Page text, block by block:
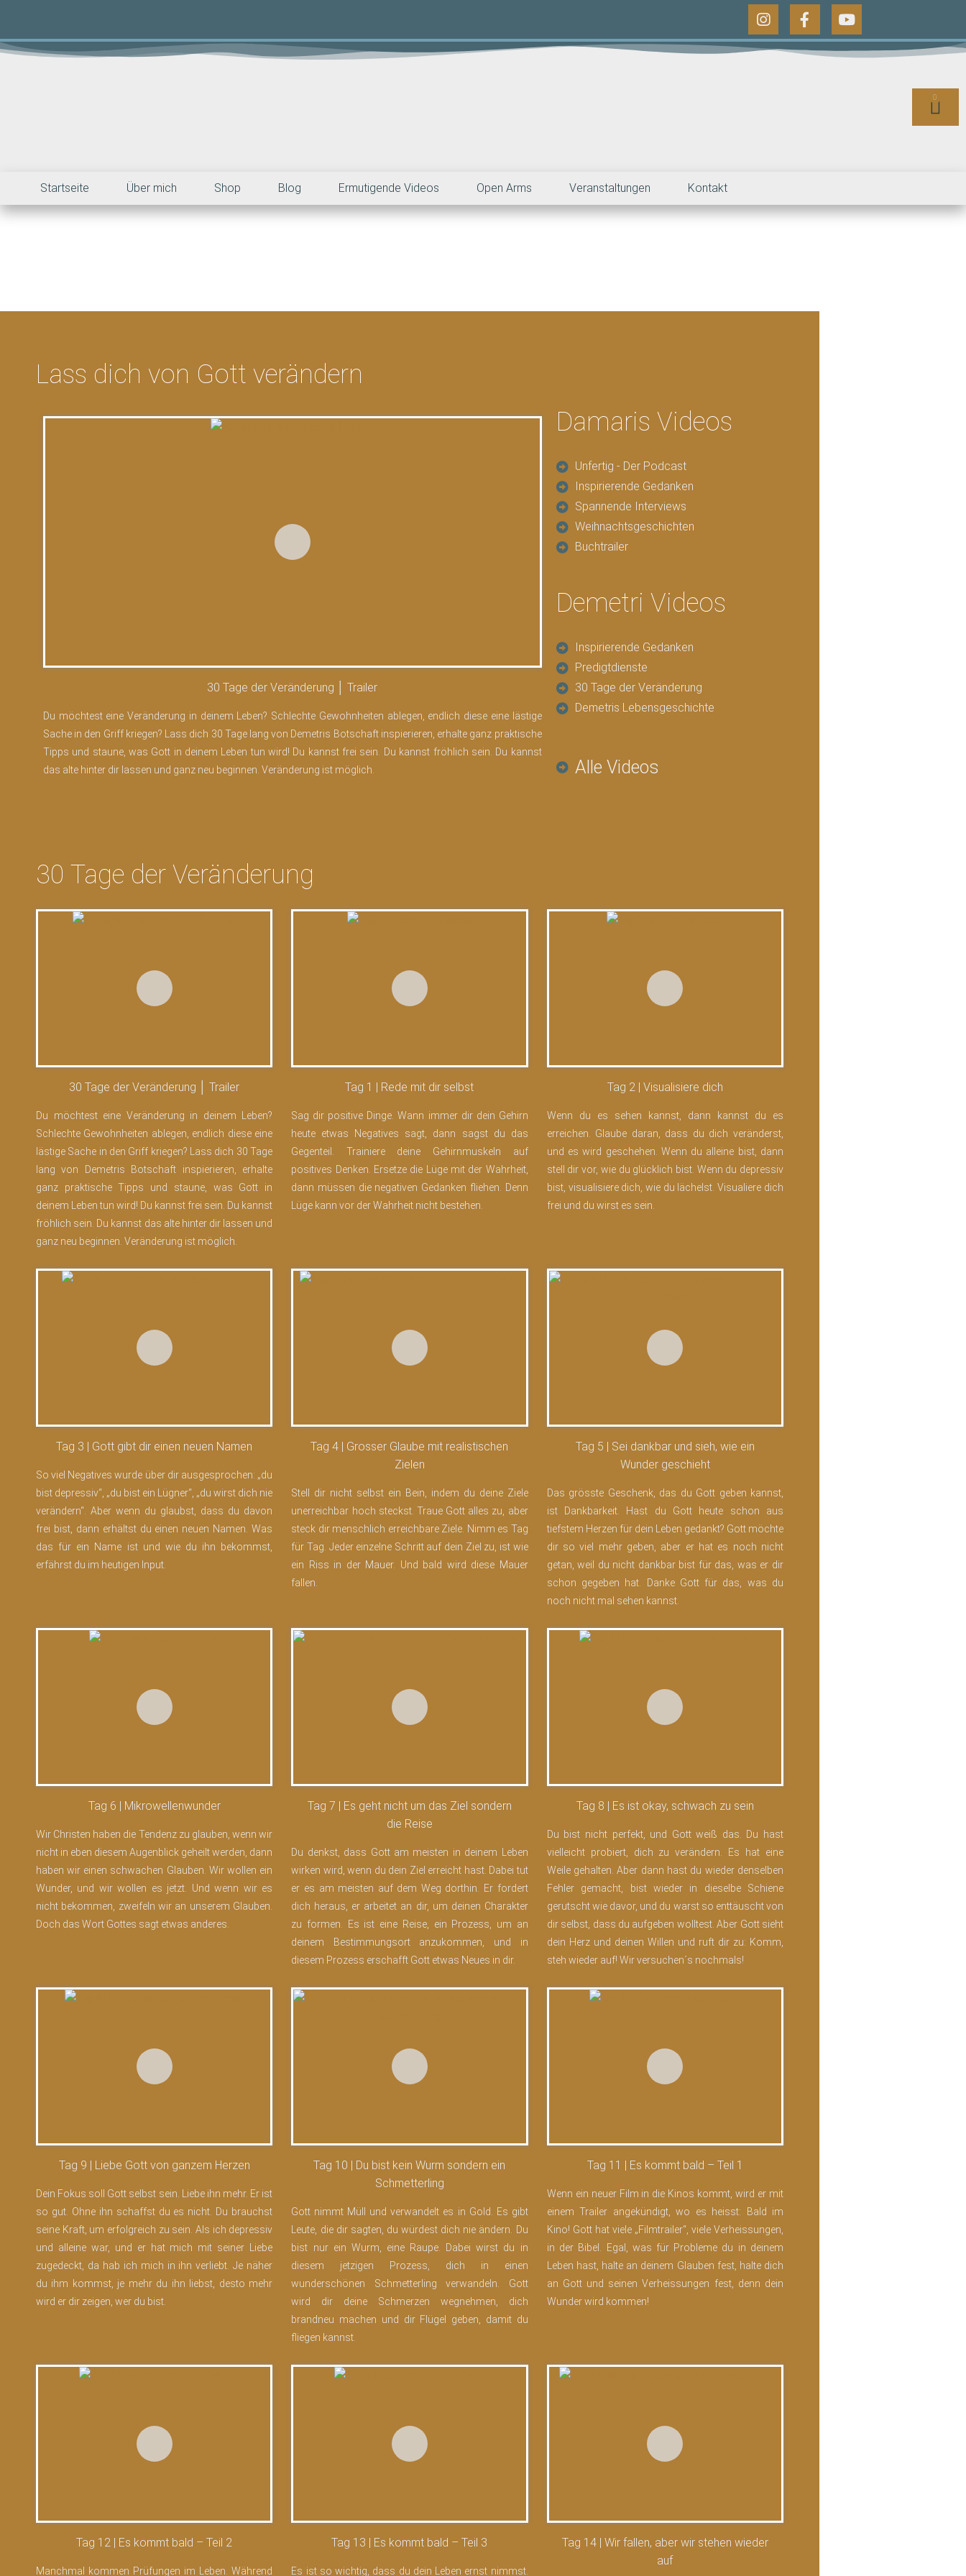
0
Startseite Über mich Shop Blog Ermutigende Videos Open Arms Veranstaltungen Kontakt
Lass dich von Gott verändern
30 Tage der Veränderung │ Trailer
Du möchtest eine Veränderung in deinem Leben? Schlechte Gewohnheiten ablegen, endlich diese eine lästige
Sache in den Griff kriegen? Lass dich 30 Tage lang von Demetris Botschaft inspierieren, erhalte ganz praktische
Tipps und staune, was Gott in deinem Leben tun wird! Du kannst frei sein. Du kannst fröhlich sein. Du kannst
das alte hinter dir lassen und ganz neu beginnen. Veränderung ist möglich.
Damaris Videos
Unfertig - Der Podcast
Inspirierende Gedanken
Spannende Interviews
Weihnachtsgeschichten
Buchtrailer
Demetri Videos
Inspirierende Gedanken
Predigtdienste
30 Tage der Veränderung
Demetris Lebensgeschichte
Alle Videos
30 Tage der Veränderung
30 Tage der Veränderung │ Trailer
Du möchtest eine Veränderung in deinem Leben?
Schlechte Gewohnheiten ablegen, endlich diese eine
lästige Sache in den Griff kriegen? Lass dich 30 Tage
lang von Demetris Botschaft inspierieren, erhalte
ganz praktische Tipps und staune, was Gott in
deinem Leben tun wird! Du kannst frei sein. Du kannst
fröhlich sein. Du kannst das alte hinter dir lassen und
ganz neu beginnen. Veränderung ist möglich.
Tag 1 | Rede mit dir selbst
Sag dir positive Dinge. Wann immer dir dein Gehirn
heute etwas Negatives sagt, dann sagst du das
Gegenteil. Trainiere deine Gehirnmuskeln auf
positives Denken. Ersetze die Lüge mit der Wahrheit,
dann müssen die negativen Gedanken fliehen. Denn
Lüge kann vor der Wahrheit nicht bestehen.
Tag 2 | Visualisiere dich
Wenn du es sehen kannst, dann kannst du es
erreichen. Glaube daran, dass du dich veränderst,
und es wird geschehen. Wenn du alleine bist, dann
stell dir vor, wie du glücklich bist. Wenn du depressiv
bist, visualisiere dich, wie du lächelst. Visualiere dich
frei und du wirst es sein.
Tag 3 | Gott gibt dir einen neuen Namen
So viel Negatives wurde über dir ausgesprochen: „du
bist depressiv“, „du bist ein Lügner“, „du wirst dich nie
verändern“. Aber wenn du glaubst, dass du davon
frei bist, dann erhältst du einen neuen Namen. Was
das für ein Name ist und wie du ihn bekommst,
erfährst du im heutigen Input.
Tag 4 | Grosser Glaube mit realistischen
Zielen
Stell dir nicht selbst ein Bein, indem du deine Ziele
unerreichbar hoch steckst. Traue Gott alles zu, aber
steck dir menschlich erreichbare Ziele. Nimm es Tag
für Tag. Jeder einzelne Schritt auf dein Ziel zu, ist wie
ein Riss in der Mauer. Und bald wird diese Mauer
fallen.
Tag 5 | Sei dankbar und sieh, wie ein
Wunder geschieht
Das grösste Geschenk, das du Gott geben kannst,
ist Dankbarkeit. Hast du Gott heute schon aus
tiefstem Herzen für dein Leben gedankt? Gott möchte
dir so viel mehr geben, aber er hat es noch nicht
getan, weil du nicht dankbar bist für das, was er dir
schon gegeben hat. Danke Gott für das, was du
noch nicht mal sehen kannst.
Tag 6 | Mikrowellenwunder
Wir Christen haben die Tendenz zu glauben, wenn wir
nicht in eben diesem Augenblick geheilt werden, dann
haben wir einen schwachen Glauben. Wir wollen ein
Wunder, und wir wollen es jetzt. Und wenn wir es
nicht bekommen, zweifeln wir an unserem Glauben.
Doch das Wort Gottes sagt etwas anderes.
Tag 7 | Es geht nicht um das Ziel sondern
die Reise
Du denkst, dass Gott am meisten in deinem Leben
wirken wird, wenn du dein Ziel erreicht hast. Dabei tut
er es am meisten auf dem Weg dorthin. Er fordert
dich heraus, er arbeitet an dir, um deinen Charakter
zu formen. Es ist eine Reise, ein Prozess, um an
deinem Bestimmungsort anzukommen, und in
diesem Prozess erschafft Gott etwas Neues in dir.
Tag 8 | Es ist okay, schwach zu sein
Du bist nicht perfekt, und Gott weiß das. Du hast
vielleicht probiert, dich zu verändern. Es hat eine
Weile gehalten. Aber dann hast du wieder denselben
Fehler gemacht, bist wieder in dieselbe Schiene
gerutscht wie davor, und du warst so enttäuscht von
dir selbst, dass du aufgeben wolltest. Aber Gott sieht
dein Herz und deinen Willen und ruft dir zu: Komm,
steh wieder auf! Wir versuchen´s nochmals!
Tag 9 | Liebe Gott von ganzem Herzen
Dein Fokus soll Gott selbst sein. Liebe ihn mehr. Er ist
so gut. Ohne ihn schaffst du es nicht. Du brauchst
seine Kraft, um erfolgreich zu sein. Als ich depressiv
und alleine war, und er hat mich mit seiner Liebe
zugedeckt, da hab ich mich in ihn verliebt. Je näher
du ihm kommst, je mehr du ihn liebst, desto mehr
wird er dir zeigen, wer du bist.
Tag 10 | Du bist kein Wurm sondern ein
Schmetterling
Gott nimmt Müll und verwandelt es in Gold. Es gibt
Leute, die dir sagten, du würdest dich nie ändern. Du
bist nur ein Wurm, eine Raupe. Dabei wirst du in
diesem jetzigen Prozess, dich in einen
wunderschönen Schmetterling verwandeln. Gott
wird dir deine Schmerzen wegnehmen, dich
brandneu machen und dir Flügel geben, damit du
fliegen kannst.
Tag 11 | Es kommt bald – Teil 1
Wenn ein neuer Film in die Kinos kommt, wird er mit
einem Trailer angekündigt, wo es heisst: Bald im
Kino! Gott hat viele „Filmtrailer“, viele Verheissungen,
in der Bibel. Egal, was für Probleme du in deinem
Leben hast, halte an deinem Glauben fest, halte dich
an Gott und seinen Verheissungen fest, denn dein
Wunder wird kommen!
Tag 12 | Es kommt bald – Teil 2
Manchmal kommen Prüfungen im Leben. Während
Tag 13 | Es kommt bald – Teil 3
Es ist so wichtig, dass du dein Leben ernst nimmst.
Tag 14 | Wir fallen, aber wir stehen wieder
auf